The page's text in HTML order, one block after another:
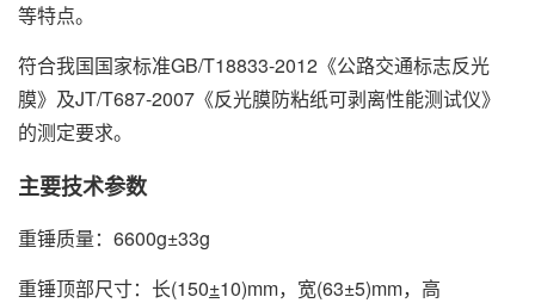
等特点。
符合我国国家标准GB/T18833-2012《公路交通标志反光
膜》及JT/T687-2007《反光膜防粘纸可剥离性能测试仪》
的测定要求。
主要技术参数
重锤质量：6600g±33g
重锤顶部尺寸：长(150±10)mm，宽(63±5)mm，高